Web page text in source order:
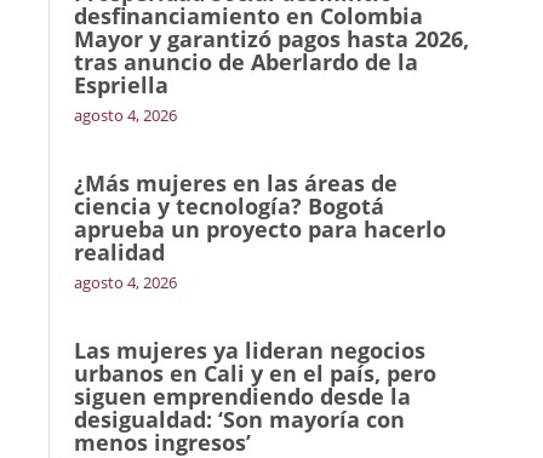
desfinanciamiento en Colombia
Mayor y garantizó pagos hasta 2026,
tras anuncio de Aberlardo de la
Espriella
agosto 4, 2026
¿Más mujeres en las áreas de
ciencia y tecnología? Bogotá
aprueba un proyecto para hacerlo
realidad
agosto 4, 2026
Las mujeres ya lideran negocios
urbanos en Cali y en el país, pero
siguen emprendiendo desde la
desigualdad: ‘Son mayoría con
menos ingresos’